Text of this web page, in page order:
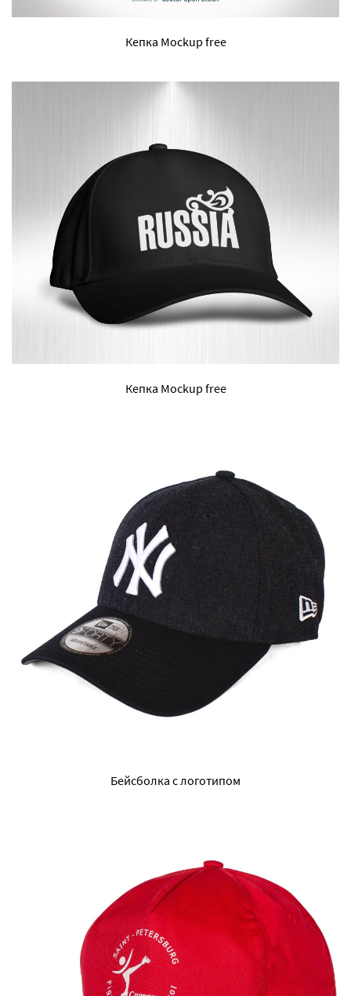
Кепка Mockup free
Кепка Mockup free
Бейсболка с логотипом